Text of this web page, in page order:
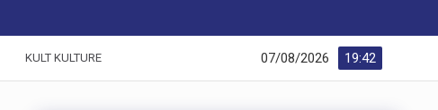
KULT KULTURE 19:42
07/08/2026